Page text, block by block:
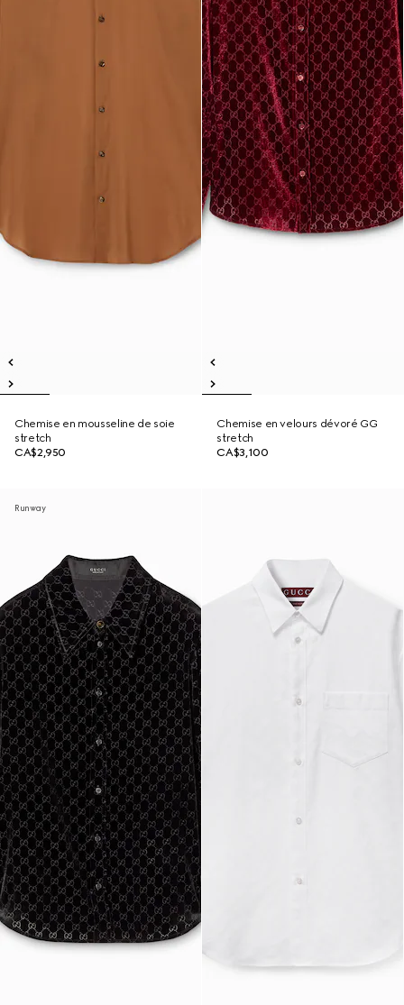
Chemise en mousseline de soie
stretch
CA$2,950
Chemise en velours dévoré GG
stretch
CA$3,100
Runway